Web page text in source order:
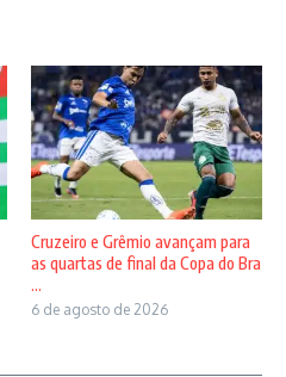
Cruzeiro e Grêmio avançam para
as quartas de final da Copa do Bra
...
6 de agosto de 2026